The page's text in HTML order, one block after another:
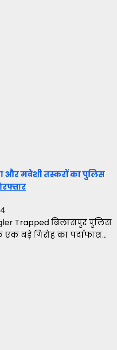
और मवेशी तस्करों का पुलिस
Trapped बिलासपुर पुलिस
बड़े गिरोह का पर्दाफाश...